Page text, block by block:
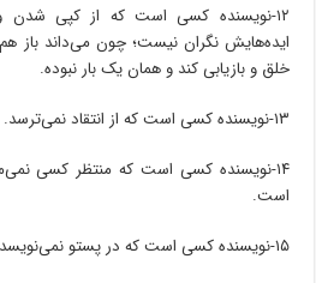
۱۲-نویسنده کسی است که از کپی شدن
ایده‌هایش نگران نیست؛ چون می‌داند باز هم
خلق و بازیابی کند و همان یک بار نبوده.
۱۳-نویسنده کسی است که از انتقاد نمی‌ترسد.
۱۴-نویسنده کسی است که منتظر کسی
است.
۱۵-نویسنده کسی است که در پستو نمی‌نویسد.